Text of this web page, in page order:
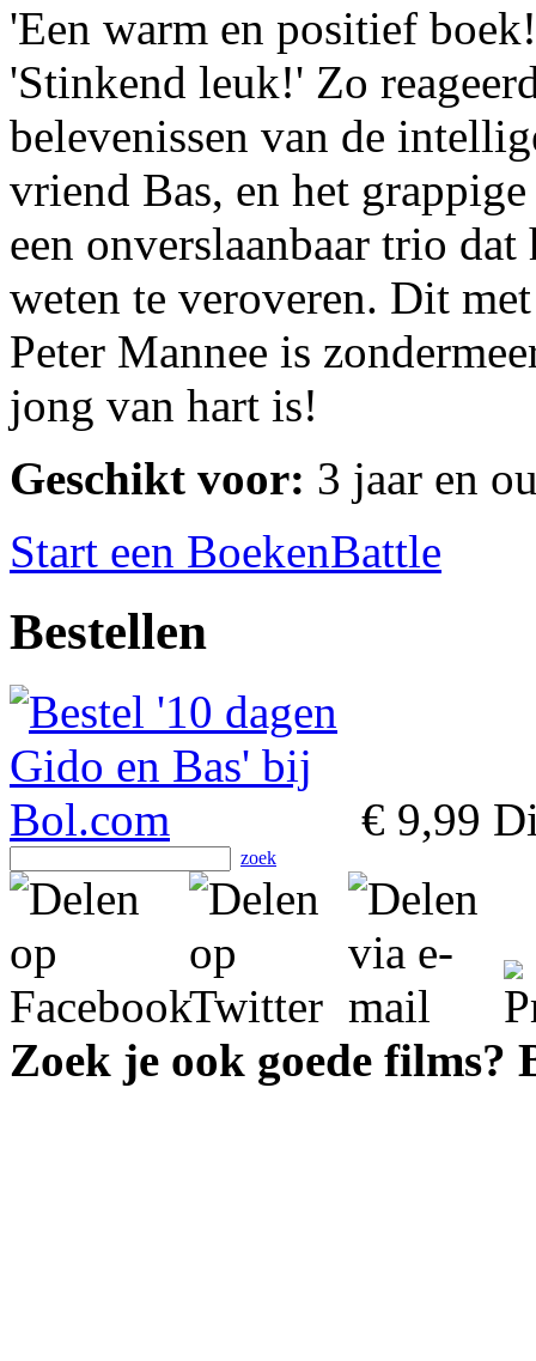
'Een warm en positief
'Stinkend leuk!' Zo
belevenissen van de
vriend Bas, en het
een onverslaanbaar trio
weten te veroveren. Dit
Peter Mannee is
jong van hart is!
Geschikt voor: 3 jaar en
Start een BoekenBattle
Bestellen
€ 9,99
zoek
Zoek je ook goede films?